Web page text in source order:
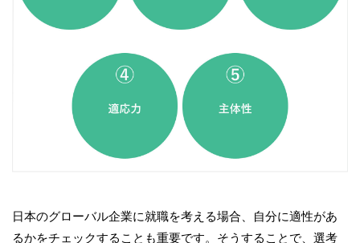
日本のグローバル企業に就職を考える場合、自分に適性があ
るかをチェックすることも重要です。そうすることで、選考